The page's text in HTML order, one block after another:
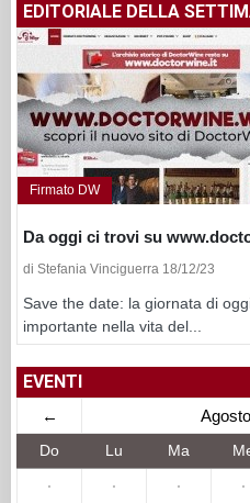
EDITORIALE DELLA
Firmato DW
Da oggi ci trovi su
di Stefania Vinciguerra 18/12/23
Save the date: la giornata di
importante nella vita del...
EVENTI
←
Do Lu Ma
· · · ·